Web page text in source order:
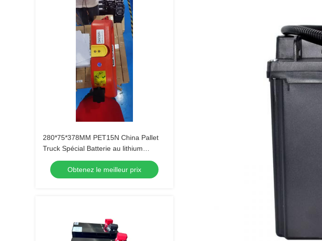
280*75*378MM PET15N China Pallet
Truck Spécial Batterie au lithium
originale 24V 36AH
Obtenez le meilleur prix